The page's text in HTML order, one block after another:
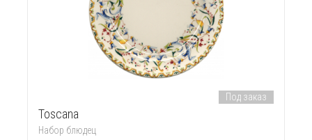
Toscana
Набор блюдец
Под заказ